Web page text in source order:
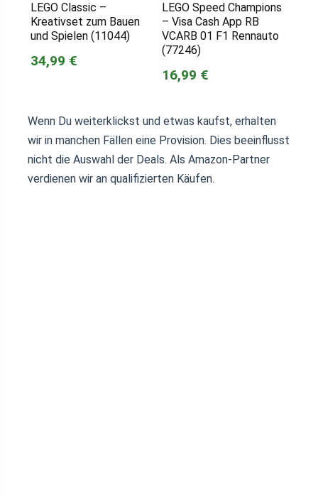
LEGO Classic –
Kreativset zum Bauen
und Spielen (11044)
34,99 €
LEGO Speed Champions
– Visa Cash App RB
VCARB 01 F1 Rennauto
(77246)
16,99 €
Wenn Du weiterklickst und etwas kaufst, erhalten
wir in manchen Fällen eine Provision. Dies beeinflusst
nicht die Auswahl der Deals. Als Amazon-Partner
verdienen wir an qualifizierten Käufen.